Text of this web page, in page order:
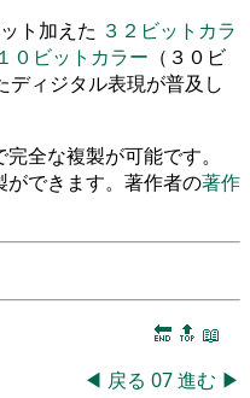
ト加えた ３２ビットカラ
１０ビットカラー （３０ビ
ディジタル表現が普及し
全な複製が可能です。
ができます。著作者の著作
🔚 🔝 📖
◀ 戻る 07進む ▶